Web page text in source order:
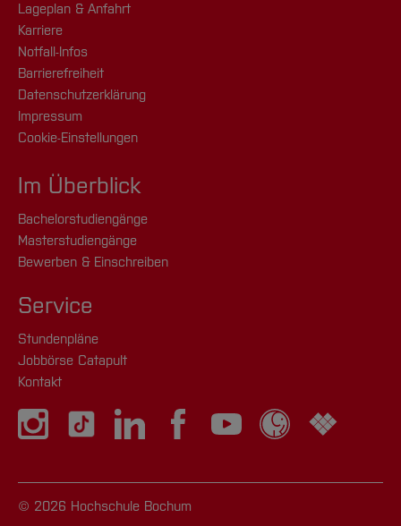
Lageplan & Anfahrt
Karriere
Notfall-Infos
Barrierefreiheit
Datenschutzerklärung
Impressum
Cookie-Einstellungen
Im Überblick
Bachelorstudiengänge
Masterstudiengänge
Bewerben & Einschreiben
Service
Stundenpläne
Jobbörse Catapult
Kontakt
© 2026 Hochschule Bochum